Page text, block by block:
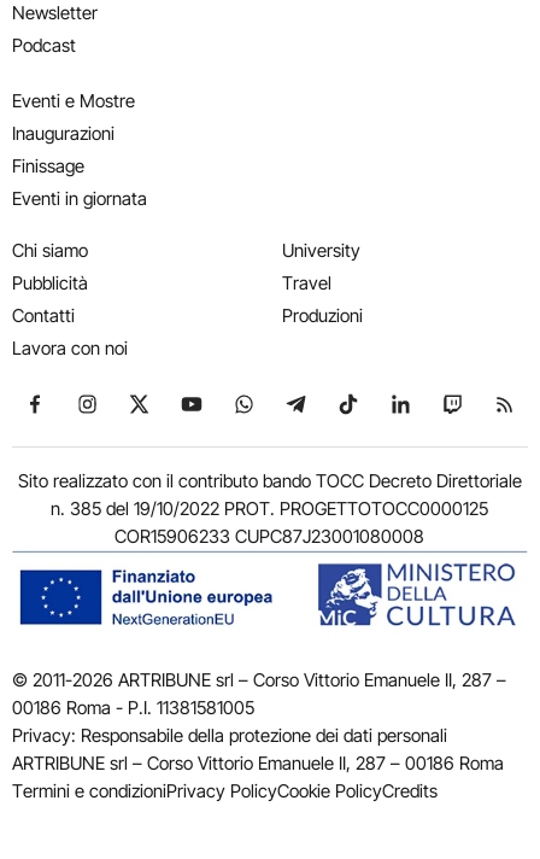
Newsletter
Podcast
Eventi e Mostre
Inaugurazioni
Finissage
Eventi in giornata
Chi siamo
Pubblicità
Contatti
Lavora con noi
University
Travel
Produzioni
Seguici su Facebook
Seguici su Instagram
Seguici su X
Seguici su YouTube
Seguici su WhatsApp
Seguici su Telegram
Seguici su TikTok
Seguici su
Seguici
Sito realizzato con il contributo bando TOCC Decreto Direttoriale
n. 385 del 19/10/2022 PROT. PROGETTOTOCC0000125
COR15906233 CUPC87J23001080008
© 2011-2026 ARTRIBUNE srl – Corso Vittorio Emanuele II, 287 –
00186 Roma - P.I. 11381581005
Privacy: Responsabile della protezione dei dati personali
ARTRIBUNE srl – Corso Vittorio Emanuele II, 287 – 00186 Roma
Termini e condizioniPrivacy PolicyCookie PolicyCredits